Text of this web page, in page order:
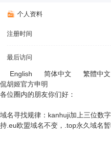
个人资料
注册时间
最后访问
English 简体中文
繁體中文
侃胡姬官方申明
各位圈内的朋友你们好：
域名寻找规律：kanhuji加上三位数
持.eu欧盟域名不变，.top永久域名